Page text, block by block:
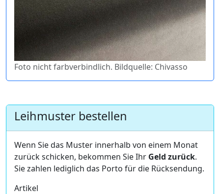
Foto nicht farbverbindlich. Bildquelle: Chivasso
Leihmuster bestellen
Wenn Sie das Muster innerhalb von einem Monat
zurück schicken, bekommen Sie Ihr Geld zurück.
Sie zahlen lediglich das Porto für die Rücksendung.
Artikel